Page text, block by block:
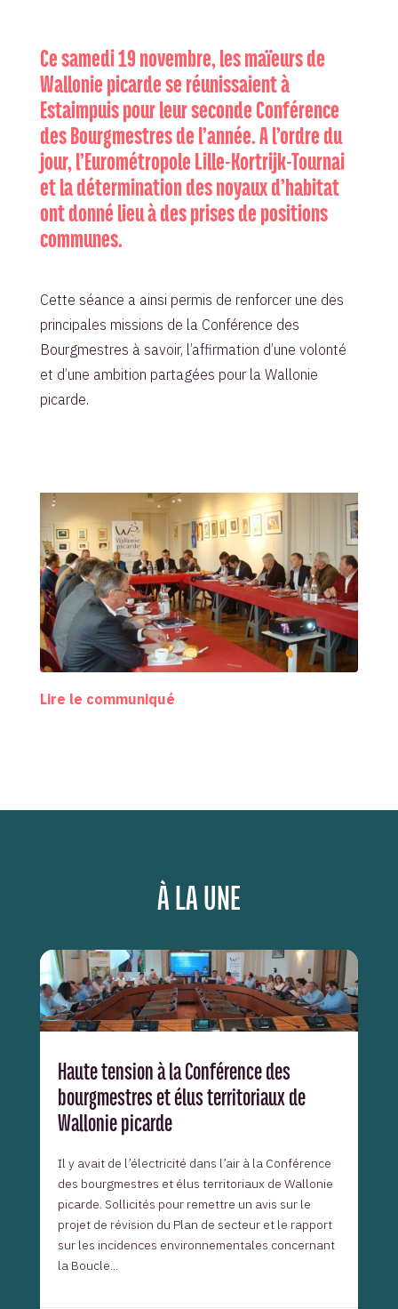
Ce samedi 19 novembre, les maïeurs de
Wallonie picarde se réunissaient à
Estaimpuis pour leur seconde Conférence
des Bourgmestres de l’année. A l’ordre du
jour, l’Eurométropole Lille-Kortrijk-Tournai
et la détermination des noyaux d’habitat
ont donné lieu à des prises de positions
communes.
Cette séance a ainsi permis de renforcer une des
principales missions de la Conférence des
Bourgmestres à savoir, l’affirmation d’une volonté
et d’une ambition partagées pour la Wallonie
picarde.
Lire le communiqué
À LA UNE
Haute tension à la Conférence des
bourgmestres et élus territoriaux de
Wallonie picarde
Il y avait de l’électricité dans l’air à la Conférence
des bourgmestres et élus territoriaux de Wallonie
picarde. Sollicités pour remettre un avis sur le
projet de révision du Plan de secteur et le rapport
sur les incidences environnementales concernant
la Boucle...